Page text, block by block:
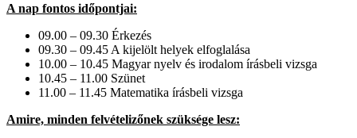
A nap fontos időpontjai:
09.00 – 09.30 Érkezés
09.30 – 09.45 A kijelölt helyek elfoglalása
10.00 – 10.45 Magyar nyelv és irodalom írásbeli vizsga
10.45 – 11.00 Szünet
11.00 – 11.45 Matematika írásbeli vizsga
Amire, minden felvételizőnek szüksége lesz: